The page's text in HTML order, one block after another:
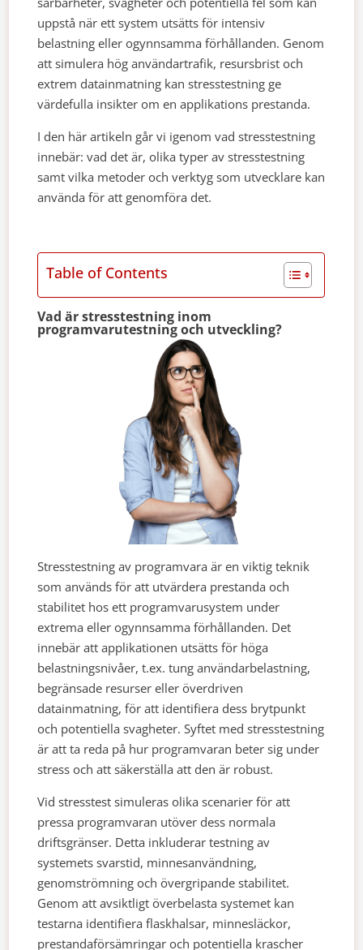
uppstå när ett system utsätts för intensiv
belastning eller ogynnsamma förhållanden. Genom
att simulera hög användartrafik, resursbrist och
extrem datainmatning kan stresstestning ge
värdefulla insikter om en applikations prestanda.
I den här artikeln går vi igenom vad stresstestning
innebär: vad det är, olika typer av stresstestning
samt vilka metoder och verktyg som utvecklare kan
använda för att genomföra det.
Table of Contents
Vad är stresstestning inom
programvarutestning och utveckling?
Stresstestning av programvara är en viktig teknik
som används för att utvärdera prestanda och
stabilitet hos ett programvarusystem under
extrema eller ogynnsamma förhållanden. Det
innebär att applikationen utsätts för höga
belastningsnivåer, t.ex. tung användarbelastning,
begränsade resurser eller överdriven
datainmatning, för att identifiera dess brytpunkt
och potentiella svagheter. Syftet med stresstestning
är att ta reda på hur programvaran beter sig under
stress och att säkerställa att den är robust.
Vid stresstest simuleras olika scenarier för att
pressa programvaran utöver dess normala
driftsgränser. Detta inkluderar testning av
systemets svarstid, minnesanvändning,
genomströmning och övergripande stabilitet.
Genom att avsiktligt överbelasta systemet kan
testarna identifiera flaskhalsar, minnesläckor,
prestandaförsämringar och potentiella krascher